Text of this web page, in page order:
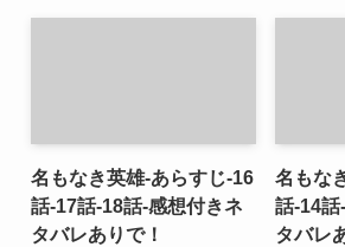
名もなき英雄-あらすじ-16
話-17話-18話-感想付きネ
タバレありで！
名もな
話-14話
タバレ